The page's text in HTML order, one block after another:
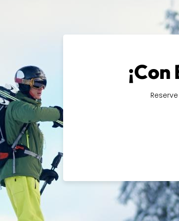
¿Desea contactarnos o visitarnos? Nos
pleno centro de Brides-les-Bains. Puede
Equipo de esquí de
Nuestra tienda de esquí en Brides-les-
materialpara satisfacer todas tus
emocionantes descensos hasta tablas de
freestyle, tenemos todo para satisfacer
hemos olvidado de los esquiadores más
diseñado para niños, garantizando
esquiador, sin importar su edad o nivel,